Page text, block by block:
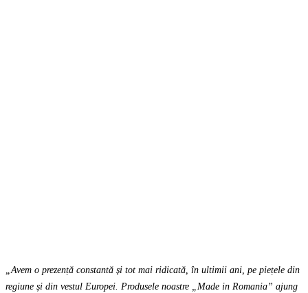
„Avem o prezență constantă și tot mai ridicată, în ultimii ani, pe piețele din
regiune și din vestul Europei. Produsele noastre „Made in Romania” ajung